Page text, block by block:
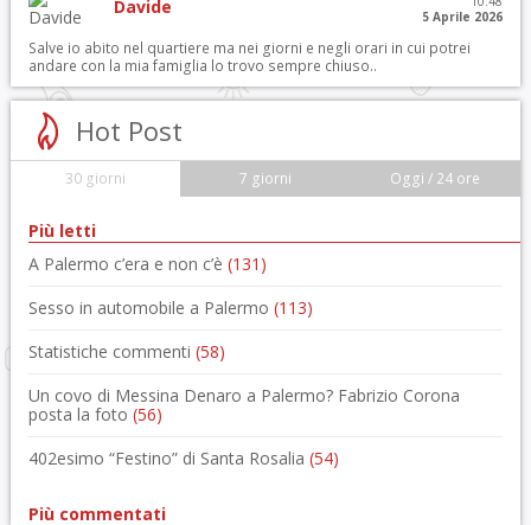
Davide
5 Aprile 2026
Salve io abito nel quartiere ma nei giorni e negli orari in cui potrei
andare con la mia famiglia lo trovo sempre chiuso..
Hot Post
30 giorni 7 giorni Oggi / 24 ore
Più letti
A Palermo c’era e non c’è (131)
Sesso in automobile a Palermo (113)
Statistiche commenti (58)
Un covo di Messina Denaro a Palermo? Fabrizio Corona
posta la foto (56)
402esimo “Festino” di Santa Rosalia (54)
Più commentati